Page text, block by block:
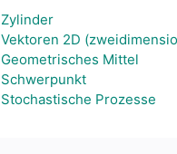
Zylinder
Vektoren 2D
Geometrisches Mittel
Schwerpunkt
Stochastische Prozesse